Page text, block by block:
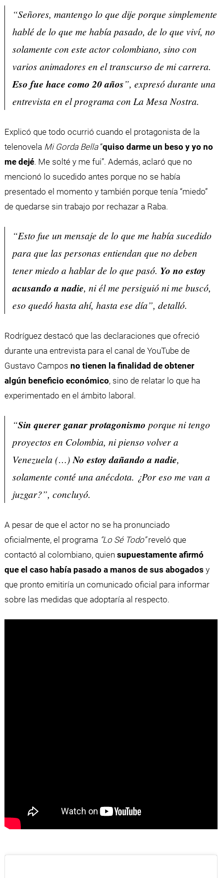
“Señores, mantengo lo que dije porque simplemente
hablé de lo que me había pasado, de lo que viví, no
solamente con este actor colombiano, sino con
varios animadores en el transcurso de mi carrera.
Eso fue hace como 20 años”, expresó durante una
entrevista en el programa con La Mesa Nostra.
Explicó que todo ocurrió cuando el protagonista de la
telenovela Mi Gorda Bella“quiso darme un beso y yo no
me dejé. Me solté y me fui”. Además, aclaró que no
mencionó lo sucedido antes porque no se había
presentado el momento y también porque tenía “miedo”
de quedarse sin trabajo por rechazar a Raba.
“Esto fue un mensaje de lo que me había sucedido
para que las personas entiendan que no deben
tener miedo a hablar de lo que pasó. Yo no estoy
acusando a nadie, ni él me persiguió ni me buscó,
eso quedó hasta ahí, hasta ese día”, detalló.
Rodríguez destacó que las declaraciones que ofreció
durante una entrevista para el canal de YouTube de
Gustavo Campos no tienen la finalidad de obtener
algún beneficio económico, sino de relatar lo que ha
experimentado en el ámbito laboral.
“Sin querer ganar protagonismo porque ni tengo
proyectos en Colombia, ni pienso volver a
Venezuela (…) No estoy dañando a nadie,
solamente conté una anécdota. ¿Por eso me van a
juzgar?”, concluyó.
A pesar de que el actor no se ha pronunciado
oficialmente, el programa “Lo Sé Todo”reveló que
contactó al colombiano, quien supuestamente afirmó
que el caso había pasado a manos de sus abogados y
que pronto emitiría un comunicado oficial para informar
sobre las medidas que adoptaría al respecto.